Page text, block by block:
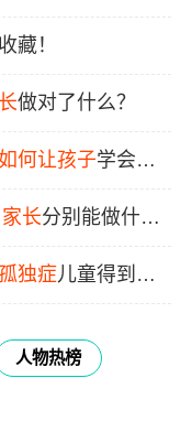
收藏！
做对了什么？
何让孩子学会简
家长分别能做什
独症儿童得到社
人物热榜